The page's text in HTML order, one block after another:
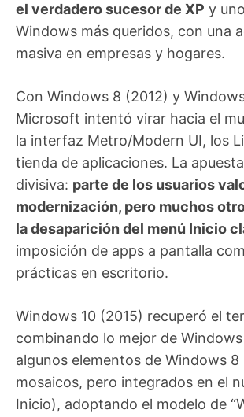
el verdadero sucesor de XP y
Windows más queridos, con una
masiva en empresas y hogares.
Con Windows 8 (2012) y
Microsoft intentó virar hacia el
la interfaz Metro/Modern UI, los
tienda de aplicaciones. La
divisiva: parte de los usuarios
modernización, pero muchos
la desaparición del menú Inicio
imposición de apps a pantalla
prácticas en escritorio.
Windows 10 (2015) recuperó el
combinando lo mejor de
algunos elementos de Windows
mosaicos, pero integrados en el
Inicio), adoptando el modelo de